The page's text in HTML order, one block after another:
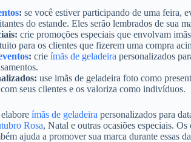
: se você estiver participando de uma feira,
do estande. Eles serão lembrados de sua
crie promoções especiais que envolvam
para os clientes que fizerem uma compra
: crie ímãs de geladeira personalizados
use imãs de geladeira foto como
seus clientes e os valoriza como indivíduos.
elabore ímãs de geladeira personalizados para
Rosa, Natal e outras ocasiões especiais.
ajuda a promover sua marca durante essas